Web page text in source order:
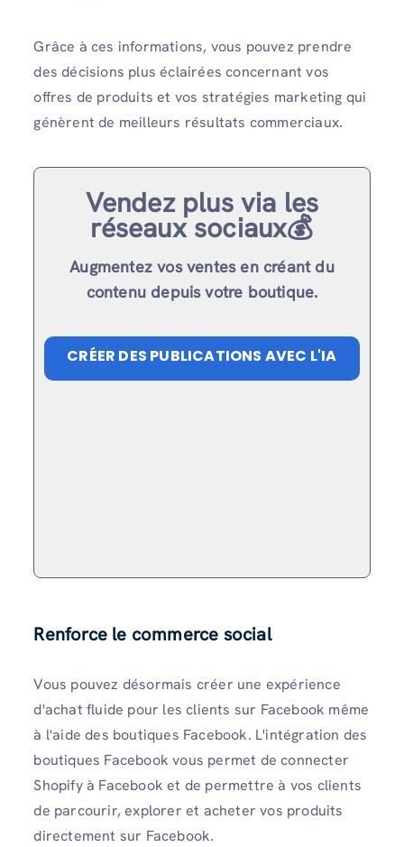
Grâce à ces informations, vous pouvez prendre
des décisions plus éclairées concernant vos
offres de produits et vos stratégies marketing qui
génèrent de meilleurs résultats commerciaux.
Vendez plus via les
réseaux sociaux💰
Augmentez vos ventes en créant du
contenu depuis votre boutique.
CRÉER DES PUBLICATIONS AVEC L'IA
Renforce le commerce social
Vous pouvez désormais créer une expérience
d'achat fluide pour les clients sur Facebook même
à l'aide des boutiques Facebook. L'intégration des
boutiques Facebook vous permet de connecter
Shopify à Facebook et de permettre à vos clients
de parcourir, explorer et acheter vos produits
directement sur Facebook.